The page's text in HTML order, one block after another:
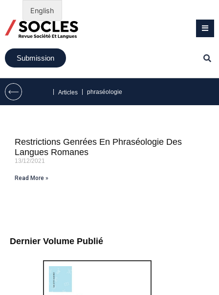
Submission
Articles phraséologie
Dernier Volume Publié
Restrictions Genrées En Phraséologie Des
Langues Romanes
13/12/2021
Read More »
English